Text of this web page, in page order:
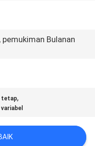
pemukiman Bulanan
tetap,